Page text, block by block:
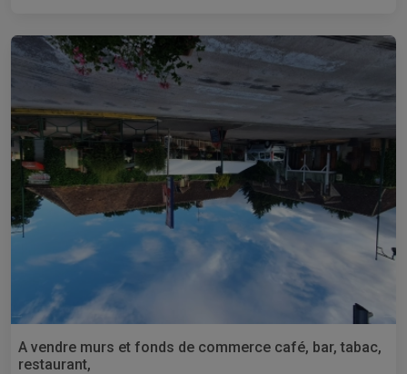
A vendre murs et fonds de commerce café, bar, tabac,
restaurant,